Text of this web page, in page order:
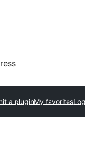
a pluginMy favorites